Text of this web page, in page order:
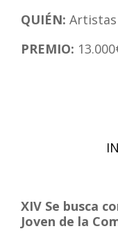
QUIÉN: Artistas
PREMIO:
XIV Se busca
Joven de la